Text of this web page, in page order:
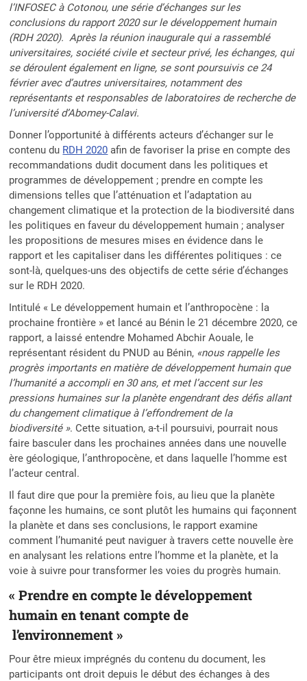
l’INFOSEC à Cotonou, une série d’échanges sur les
conclusions du rapport 2020 sur le développement humain
(RDH 2020). Après la réunion inaugurale qui a rassemblé
universitaires, société civile et secteur privé, les échanges, qui
se déroulent également en ligne, se sont poursuivis ce 24
février avec d’autres universitaires, notamment des
représentants et responsables de laboratoires de recherche de
l’université d’Abomey-Calavi.
Donner l’opportunité à différents acteurs d’échanger sur le
contenu du RDH 2020 afin de favoriser la prise en compte des
recommandations dudit document dans les politiques et
programmes de développement ; prendre en compte les
dimensions telles que l’atténuation et l’adaptation au
changement climatique et la protection de la biodiversité dans
les politiques en faveur du développement humain ; analyser
les propositions de mesures mises en évidence dans le
rapport et les capitaliser dans les différentes politiques : ce
sont-là, quelques-uns des objectifs de cette série d’échanges
sur le RDH 2020.
Intitulé « Le développement humain et l’anthropocène : la
prochaine frontière » et lancé au Bénin le 21 décembre 2020, ce
rapport, a laissé entendre Mohamed Abchir Aouale, le
représentant résident du PNUD au Bénin, «nous rappelle les
progrès importants en matière de développement humain que
l’humanité a accompli en 30 ans, et met l’accent sur les
pressions humaines sur la planète engendrant des défis allant
du changement climatique à l’effondrement de la
biodiversité ». Cette situation, a-t-il poursuivi, pourrait nous
faire basculer dans les prochaines années dans une nouvelle
ère géologique, l’anthropocène, et dans laquelle l’homme est
l’acteur central.
Il faut dire que pour la première fois, au lieu que la planète
façonne les humains, ce sont plutôt les humains qui façonnent
la planète et dans ses conclusions, le rapport examine
comment l’humanité peut naviguer à travers cette nouvelle ère
en analysant les relations entre l’homme et la planète, et la
voie à suivre pour transformer les voies du progrès humain.
« Prendre en compte le développement
humain en tenant compte de
l’environnement »
Pour être mieux imprégnés du contenu du document, les
participants ont droit depuis le début des échanges à des